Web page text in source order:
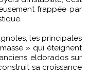
frappée par
les principales
» qui éteignent
eldorados sur
sa croissance